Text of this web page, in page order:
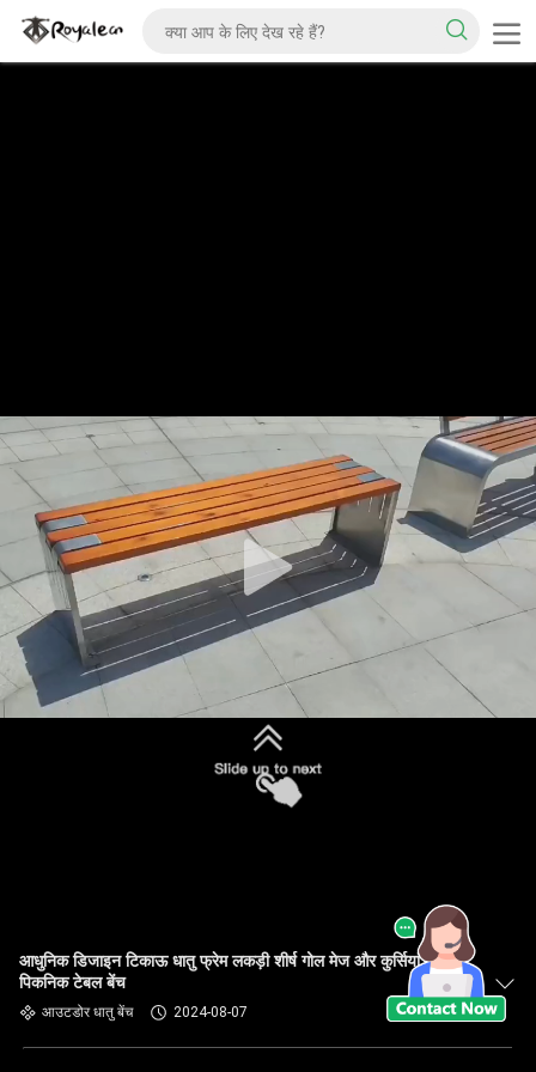
आधुनिक डिजाइन टिकाऊ धातु फ्रेम लकड़ी शीर्ष गोल मेज और कुर्सियां लकड़ी
पिकनिक टेबल बेंच
आउटडोर धातु बेंच 2024-08-07